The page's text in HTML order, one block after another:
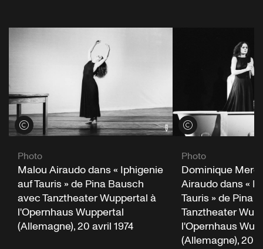
Voir les crédits
Photo
Malou Airaudo dans « Iphigenie
auf Tauris » de Pina Bausch
avec Tanztheater Wuppertal à
l'Opernhaus Wuppertal
(Allemagne), 20 avril 1974
Voir les crédits
Photo
Dominique
Airaudo dans «
Tauris » de Pina
Tanztheater
l'Opernhaus
(Allemagne), 20